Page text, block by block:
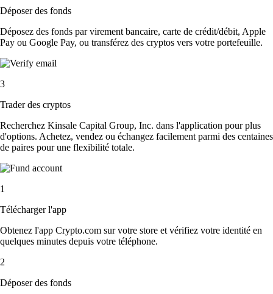
Déposer des fonds
Déposez des fonds par virement bancaire, carte de crédit/débit, Apple
Pay ou Google Pay, ou transférez des cryptos vers votre portefeuille.
3
Trader des cryptos
Recherchez Kinsale Capital Group, Inc. dans l'application pour plus
d'options. Achetez, vendez ou échangez facilement parmi des centaines
de paires pour une flexibilité totale.
1
Télécharger l'app
Obtenez l'app Crypto.com sur votre store et vérifiez votre identité en
quelques minutes depuis votre téléphone.
2
Déposer des fonds